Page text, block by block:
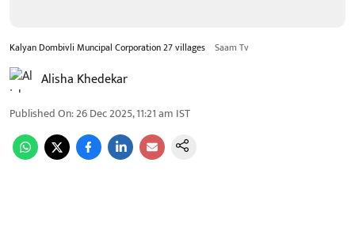
Kalyan Dombivli Muncipal Corporation 27 villages Saam Tv
Alisha Khedekar
Published On:26 Dec 2025, 11:21 am IST